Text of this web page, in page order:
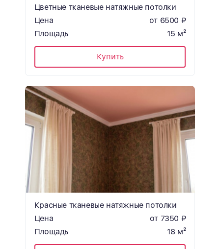
Цветные тканевые натяжные потолки
Цена
от 6500 ₽
Площадь
15 м²
Купить
Красные тканевые натяжные потолки
Цена
от 7350 ₽
Площадь
18 м²